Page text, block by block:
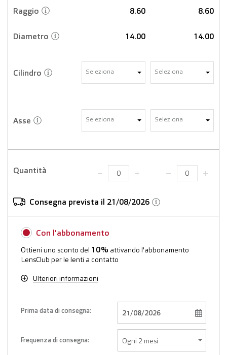
Raggio 8.60 8.60
Diametro 14.00 14.00
Cilindro Seleziona Seleziona
Asse Seleziona Seleziona
Quantità
Consegna prevista il 21/08/2026
Con l'abbonamento
Ottieni uno sconto del 10% attivando l'abbonamento
LensClub per le lenti a contatto
Ulteriori informazioni
Prima data di consegna:
Frequenza di consegna: